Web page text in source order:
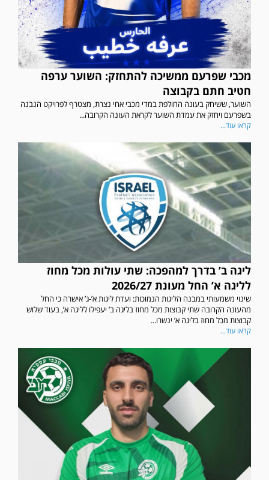
מכבי שפרעם ממשיכה להתחזק: השוער ערפה
חטיב חתם בקבוצה
השוער, ששיחק בעונה החולפת במדי מכבי אחי נצרת, מצטרף לפרויקט הנבנה
בשפרעם ויחזק את עמדת השוער לקראת העונה הקרובה...
קראו עוד...
ליגה ב’ בדרך למהפכה: שתי עולות מכל מחוז
לליגה א’ החל מעונת 2026/27
שינוי משמעותי במבנה הליגות הנמוכות: ועדת ליגות א’-ג’ אישרה כי החל
מהעונה הקרובה שתי קבוצות מכל מחוז בליגה ב’ יעפילו לליגה א’, בעוד שלוש
קבוצות מכל מחוז בליגה א’ ינשרו...
קראו עוד...